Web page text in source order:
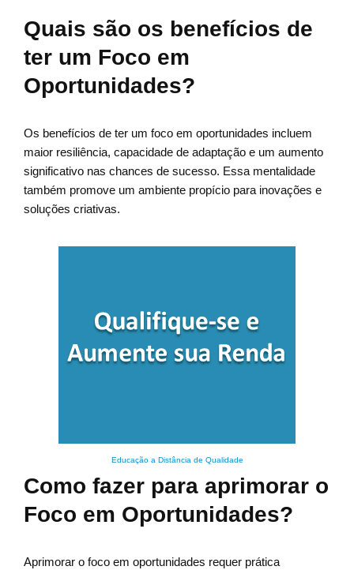
Quais são os benefícios de
ter um Foco em
Oportunidades?
Os benefícios de ter um foco em oportunidades incluem
maior resiliência, capacidade de adaptação e um aumento
significativo nas chances de sucesso. Essa mentalidade
também promove um ambiente propício para inovações e
soluções criativas.
Educação a Distância de Qualidade
Como fazer para aprimorar o
Foco em Oportunidades?
Aprimorar o foco em oportunidades requer prática